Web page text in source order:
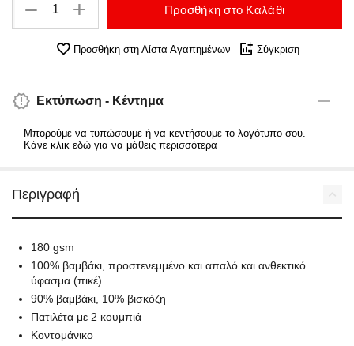
+
− Προσθήκη στο Καλάθι
Προσθήκη στη Λίστα Αγαπημένων Σύγκριση
Εκτύπωση - Κέντημα
Μπορούμε να τυπώσουμε ή να κεντήσουμε το λογότυπο σου.
Κάνε κλικ εδώ για να μάθεις περισσότερα
Περιγραφή
180 gsm
100% βαμβάκι, προστενεμμένο και απαλό και ανθεκτικό
ύφασμα (πικέ)
90% βαμβάκι, 10% βισκόζη
Πατιλέτα με 2 κουμπιά
Κοντομάνικο